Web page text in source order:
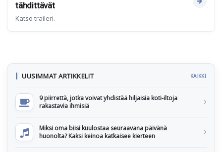
tähdittävät
Katso traileri.
UUSIMMAT ARTIKKELIT KAIKKI
9 piirrettä, jotka voivat yhdistää hiljaisia koti-iltoja
rakastavia ihmisiä
Miksi oma biisi kuulostaa seuraavana päivänä
huonolta? Kaksi keinoa katkaisee kierteen